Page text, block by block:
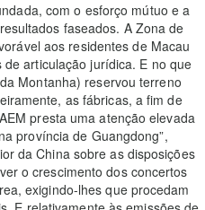
com o esforço mútuo e a
faseados. A Zona de
aos residentes de Macau
articulação jurídica. E no que
Montanha) reservou terreno
as fábricas, a fim de
presta uma atenção elevada
província de Guangdong”,
da China sobre as disposições
o crescimento dos concertos
exigindo-lhes que procedam